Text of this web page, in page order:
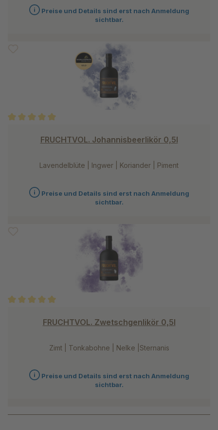
Preise und Details sind erst nach Anmeldung
sichtbar.
FRUCHTVOL. Johannisbeerlikör 0,5l
Lavendelblüte | Ingwer | Koriander | Piment
Preise und Details sind erst nach Anmeldung
sichtbar.
FRUCHTVOL. Zwetschgenlikör 0,5l
Zimt | Tonkabohne | Nelke |Sternanis
Preise und Details sind erst nach Anmeldung
sichtbar.